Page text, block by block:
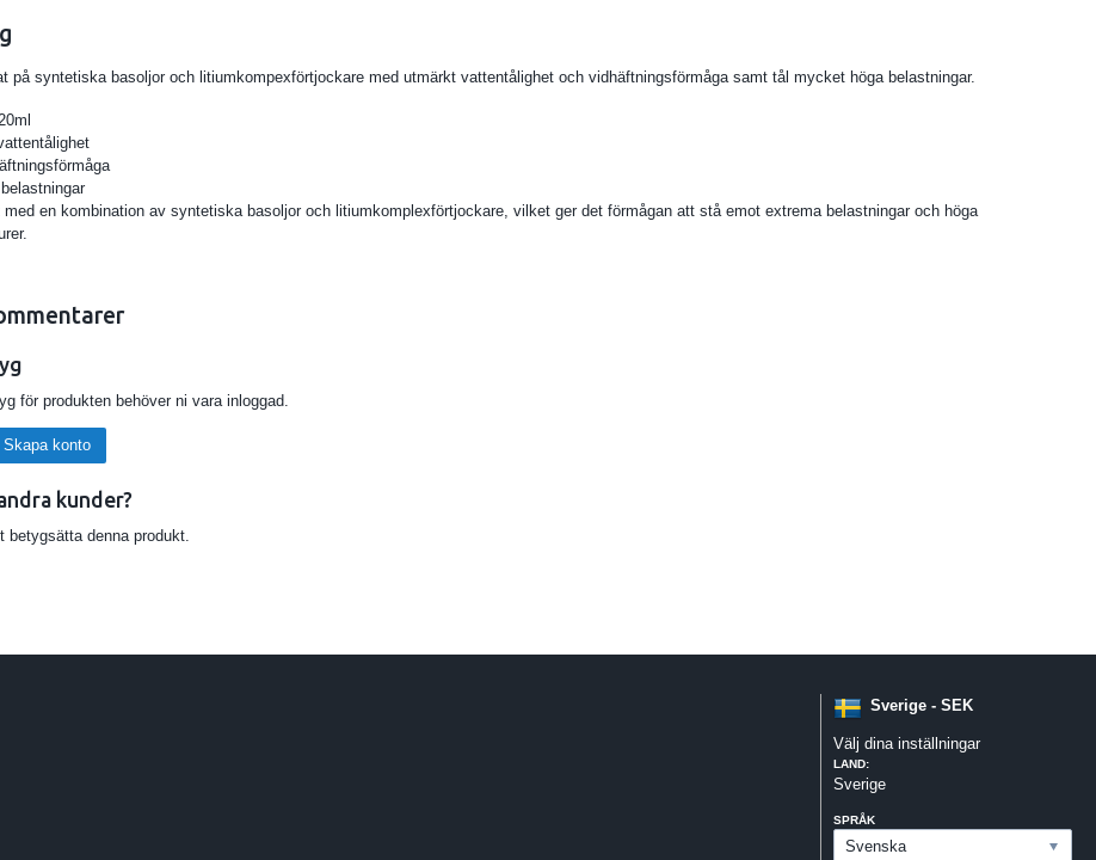
på syntetiska basoljor och litiumkompexförtjockare med utmärkt vattentålighet och vidhäftningsförmåga samt tål mycket höga belastningar.
med en kombination av syntetiska basoljor och litiumkomplexförtjockare, vilket ger det förmågan att stå emot extrema belastningar och höga
för produkten behöver ni vara inloggad.
Skapa konto
kunder?
betygsätta denna produkt.
Sverige - SEK
Välj dina inställningar
LAND:
Sverige
SPRÅK